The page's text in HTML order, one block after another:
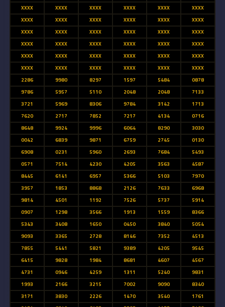
XXXX
XXXX XXXX XXXX XXXX
XXXX
XXXX
XXXX XXXX XXXX XXXX
XXXX
XXXX
XXXX XXXX XXXX XXXX
XXXX
XXXX
XXXX XXXX XXXX XXXX
XXXX
XXXX
XXXX XXXX XXXX XXXX
XXXX
XXXX
XXXX XXXX XXXX XXXX
XXXX
2286
9980 8297 1597 5484
0878
9786
5957 5110 2048 2048
7133
3721
5969 8306 9784 3142
1713
7620
2717 7852 7217 4134
0716
8648
9924 9996 6064 8290
3030
0042
6839 9871 6759 2745
0130
6908
0231 5960 2693 7684
5493
0571
7514 4230 4205 3563
4587
8445
6141 6957 5366 5103
7970
3957
1853 8868 2126 7633
6968
9814
4501 1192 7526 5737
5914
0907
1298 3566 1913 1559
8366
5343
3408 1650 0450 3840
5054
9093
3365 2728 8146 7352
4513
7855
5441 5821 9389 4205
9545
6415
9828 1984 8681 4607
4567
4731
0946 4259 1311 5240
9831
1993
2166 3215 7002 9090
8340
3171
3830 2226 1470 3540
1761